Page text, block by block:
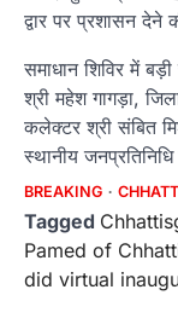
द्वार पर प्रशासन देने
समाधान शिविर में
श्री महेश गागड़ा,
कलेक्टर श्री संबित
स्थानीय
BREAKING
Tagged
Pamed of
did virtual